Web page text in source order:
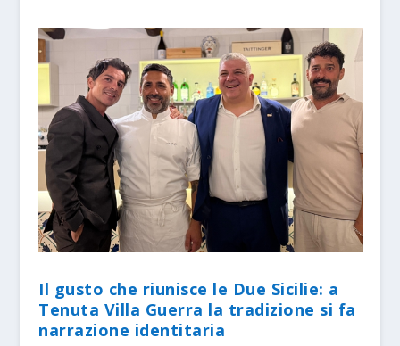
Il gusto che riunisce le Due Sicilie: a
Tenuta Villa Guerra la tradizione si fa
narrazione identitaria